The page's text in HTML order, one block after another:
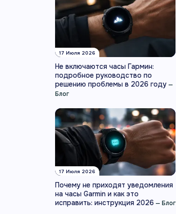
17 Июля 2026
Не включаются часы Гармин:
подробное руководство по
решению проблемы в 2026 году —
Блог
17 Июля 2026
Почему не приходят уведомления
на часы Garmin и как это
исправить: инструкция 2026 — Блог